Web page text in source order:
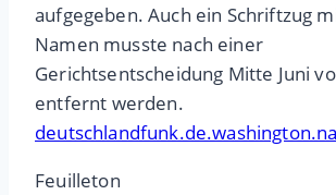
aufgegeben. Auch ein Schriftzug
Namen musste nach einer
Gerichtsentscheidung Mitte Juni
entfernt werden.
Feuilleton